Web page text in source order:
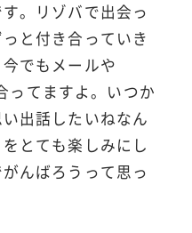
。リゾバで出会っ
と付き合っていき
でもメールや
てますよ。いつか
出話したいねなん
とても楽しみにし
んばろうって思っ